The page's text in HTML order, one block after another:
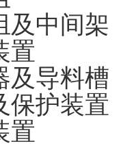
及中间架
置
及导料槽
保护装置
置